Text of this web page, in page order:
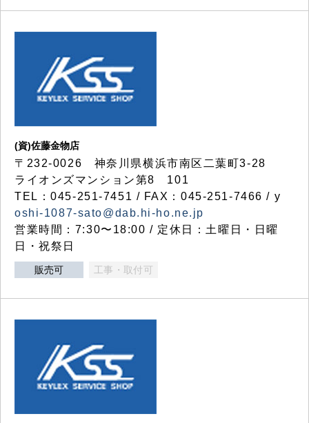
(資)佐藤金物店
〒232-0026 神奈川県横浜市南区二葉町3-28
ライオンズマンション第8 101
TEL：045-251-7451 / FAX：045-251-7466 / y
oshi-1087-sato@dab.hi-ho.ne.jp
営業時間：7:30〜18:00 / 定休日：土曜日・日曜
日・祝祭日
販売可 工事・取付可